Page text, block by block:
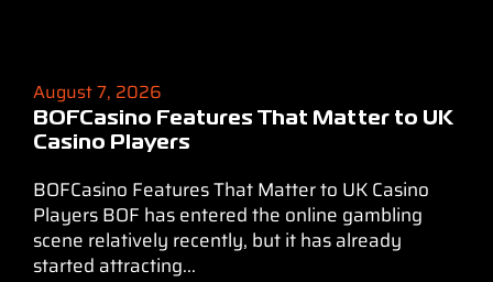
August 7, 2026
BOFCasino Features That Matter to UK
Casino Players
BOFCasino Features That Matter to UK Casino
Players BOF has entered the online gambling
scene relatively recently, but it has already
started attracting...